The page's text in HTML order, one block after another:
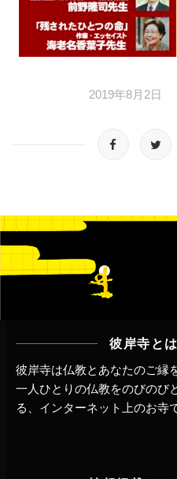
2019年8月2日
彼岸寺とは
彼岸寺は仏教とあなたのご縁
一人ひとりの仏教をのびのび
る、インターネット上のお寺